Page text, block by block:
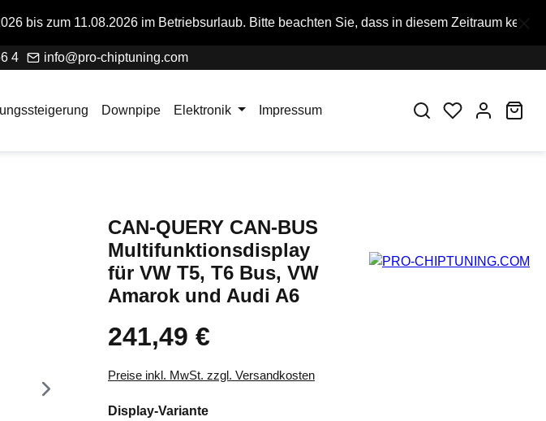
im Betriebsurlaub. Bitte beachten Sie, dass in diesem Zeitraum keine Bestellungen
4 info@pro-chiptuning.com
Downpipe Elektronik Impressum
CAN-QUERY CAN-BUS
Multifunktionsdisplay
für VW T5, T6 Bus, VW
Amarok und Audi A6
241,49 €
Preise inkl. MwSt. zzgl. Versandkosten
Display-Varianteauswählen